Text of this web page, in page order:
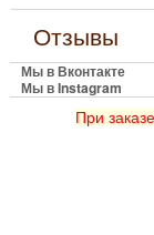
Отзывы
Мы в Вконтакте
Мы в Instagram
При